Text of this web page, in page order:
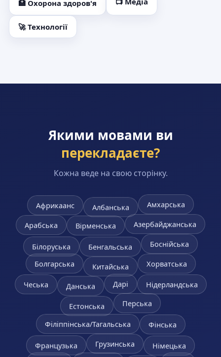
🏥 Охорона здоров'я
🚀 Технології
Якими мовами ви
перекладаєте?
Кожна веде на свою сторінку.
Африкаанс Албанська Амхарська
Арабська Вірменська Азербайджанська
Білоруська Бенгальська
Боснійська
Болгарська
Китайська Хорватська
Чеська Данська Дарі Нідерландська
Естонська Перська
Філіппінська/Тагальська
Фінська
Французька
Грузинська
Німецька